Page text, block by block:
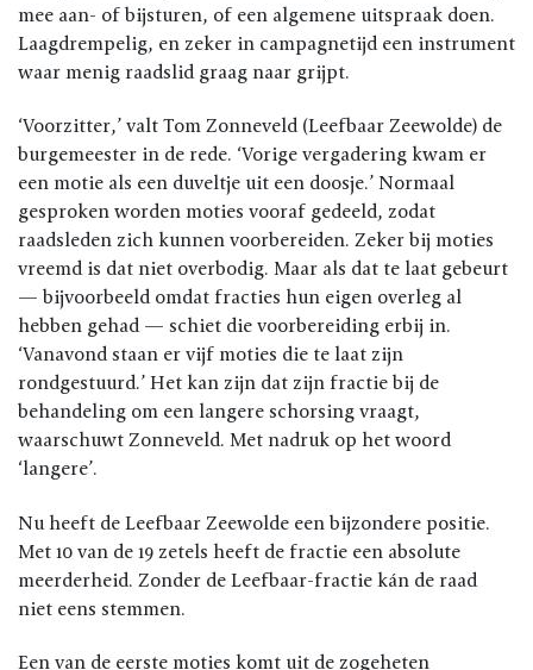
mee aan- of bijsturen, of een algemene uitspraak doen.
Laagdrempelig, en zeker in campagnetijd een instrument
waar menig raadslid graag naar grijpt.
‘Voorzitter,’ valt Tom Zonneveld (Leefbaar Zeewolde) de
burgemeester in de rede. ‘Vorige vergadering kwam er
een motie als een duveltje uit een doosje.’ Normaal
gesproken worden moties vooraf gedeeld, zodat
raadsleden zich kunnen voorbereiden. Zeker bij moties
vreemd is dat niet overbodig. Maar als dat te laat gebeurt
— bijvoorbeeld omdat fracties hun eigen overleg al
hebben gehad — schiet die voorbereiding erbij in.
‘Vanavond staan er vijf moties die te laat zijn
rondgestuurd.’ Het kan zijn dat zijn fractie bij de
behandeling om een langere schorsing vraagt,
waarschuwt Zonneveld. Met nadruk op het woord
‘langere’.
Nu heeft de Leefbaar Zeewolde een bijzondere positie.
Met 10 van de 19 zetels heeft de fractie een absolute
meerderheid. Zonder de Leefbaar-fractie kán de raad
niet eens stemmen.
Een van de eerste moties komt uit de zogeheten